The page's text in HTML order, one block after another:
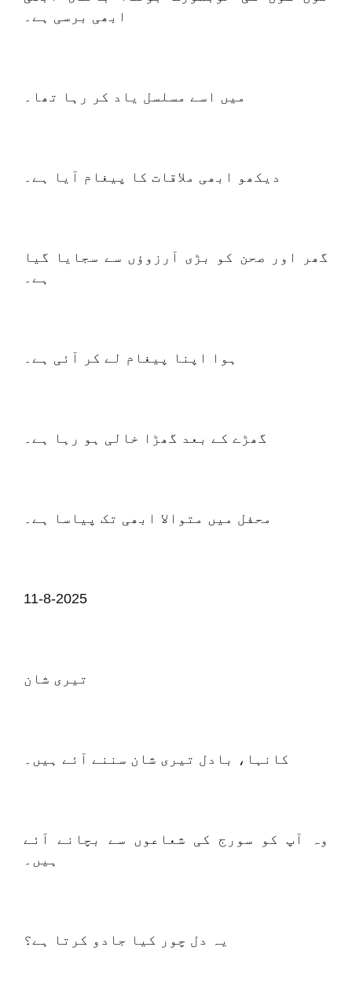
ابھی برسی ہے۔
میں اسے مسلسل یاد کر رہا تھا۔
دیکھو ابھی ملاقات کا پیغام آیا ہے۔
گھر اور صحن کو بڑی آرزوؤں سے سجایا گیا
ہے۔
ہوا اپنا پیغام لے کر آئی ہے۔
گھڑے کے بعد گھڑا خالی ہو رہا ہے۔
محفل میں متوالا ابھی تک پیاسا ہے۔
11-8-2025
تیری شان
کانہا، بادل تیری شان سننے آئے ہیں۔
وہ آپ کو سورج کی شعاعوں سے بچانے آئے
ہیں۔
یہ دل چور کیا جادو کرتا ہے؟